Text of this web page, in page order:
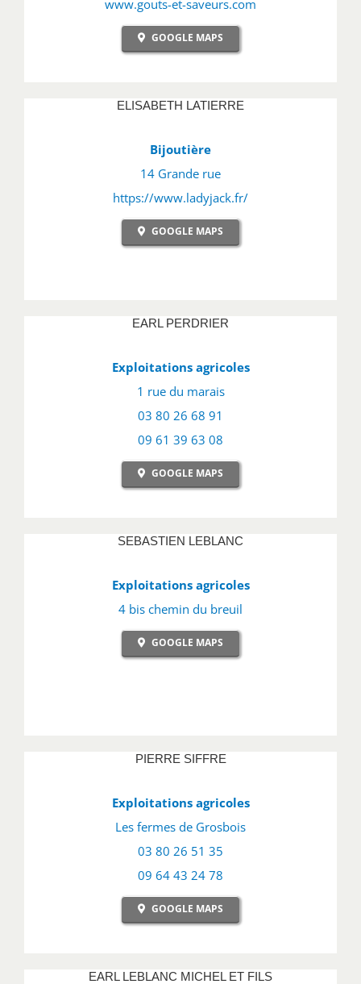
www.gouts-et-saveurs.com
GOOGLE MAPS
ELISABETH LATIERRE
Bijoutière
14 Grande rue
https://www.ladyjack.fr/
GOOGLE MAPS
EARL PERDRIER
Exploitations agricoles
1 rue du marais
03 80 26 68 91
09 61 39 63 08
GOOGLE MAPS
SEBASTIEN LEBLANC
Exploitations agricoles
4 bis chemin du breuil
GOOGLE MAPS
PIERRE SIFFRE
Exploitations agricoles
Les fermes de Grosbois
03 80 26 51 35
09 64 43 24 78
GOOGLE MAPS
EARL LEBLANC MICHEL ET FILS